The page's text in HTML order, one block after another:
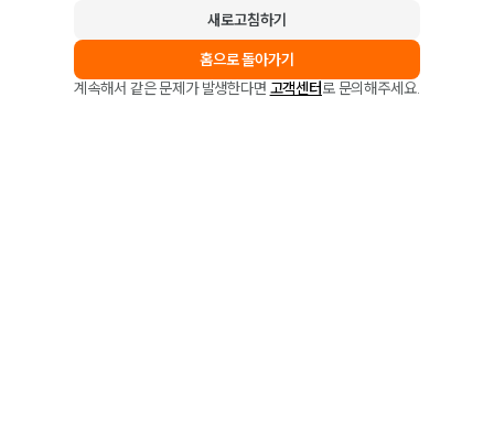
새로고침하기
홈으로 돌아가기
계속해서 같은 문제가 발생한다면 고객센터로 문의해주세요.